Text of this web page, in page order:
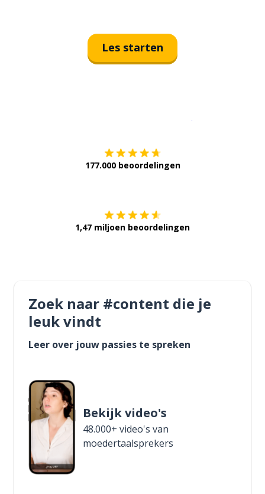
Les starten
177.000 beoordelingen
1,47 miljoen beoordelingen
Zoek naar #content die je
leuk vindt
Leer over jouw passies te spreken
Bekijk video's
48.000+ video's van
moedertaalsprekers